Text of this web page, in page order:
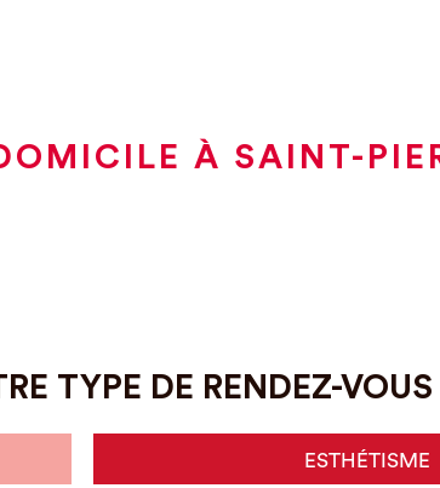
À SAINT-
TYPE DE RENDEZ-VOUS
ESTHÉTISME